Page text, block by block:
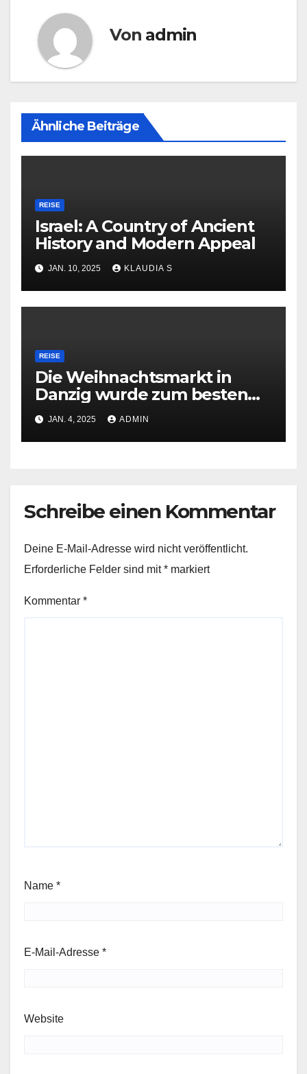
Von admin
Ähnliche Beiträge
REISE
Israel: A Country of Ancient
History and Modern Appeal
JAN. 10, 2025 KLAUDIA S
REISE
Die Weihnachtsmarkt in
Danzig wurde zum besten
Europas gekürt
JAN. 4, 2025 ADMIN
Schreibe einen Kommentar
Deine E-Mail-Adresse wird nicht veröffentlicht.
Erforderliche Felder sind mit* markiert
Kommentar *
Name *
E-Mail-Adresse *
Website